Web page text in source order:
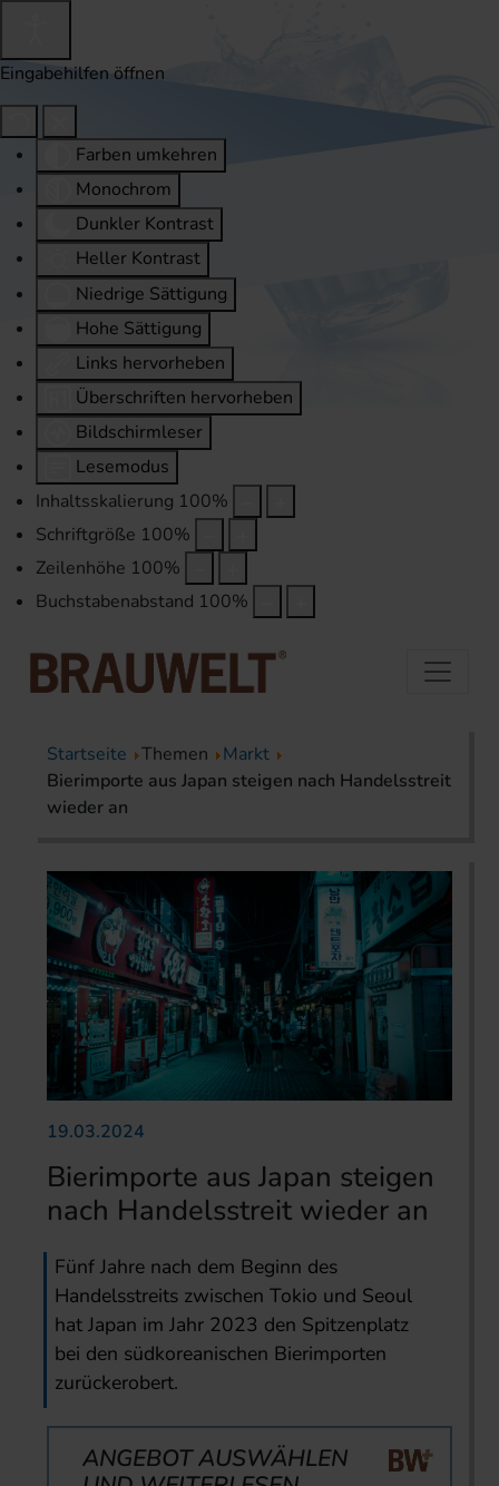
Eingabehilfen öffnen
Farben umkehren
Monochrom
Dunkler Kontrast
Heller Kontrast
Niedrige Sättigung
Hohe Sättigung
Links hervorheben
Überschriften hervorheben
Bildschirmleser
Lesemodus
Inhaltsskalierung 100%
Schriftgröße 100%
Zeilenhöhe 100%
Buchstabenabstand 100%
Startseite Themen
Markt
Bierimporte aus Japan steigen nach Handelsstreit
wieder an
19.03.2024
Bierimporte aus Japan steigen
nach Handelsstreit wieder an
Fünf Jahre nach dem Beginn des
Handelsstreits zwischen Tokio und Seoul
hat Japan im Jahr 2023 den Spitzenplatz
bei den südkoreanischen Bierimporten
zurückerobert.
ANGEBOT AUSWÄHLEN